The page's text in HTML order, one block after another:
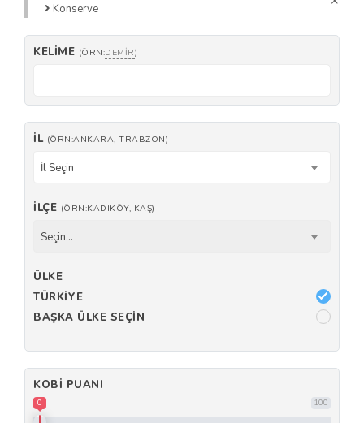
Konserve
KELIME (ÖRN:DEMIR)
İL (ÖRN:ANKARA, TRABZON)
İl Seçin
İLÇE (ÖRN:KADIKÖY, KAŞ)
Seçin...
ÜLKE
TÜRKIYE
BAŞKA ÜLKE SEÇIN
KOBI PUANI
100
0